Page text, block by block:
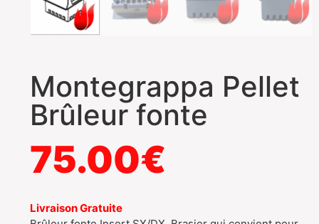
Montegrappa Pellet
Brûleur fonte
75.00€
Livraison Gratuite